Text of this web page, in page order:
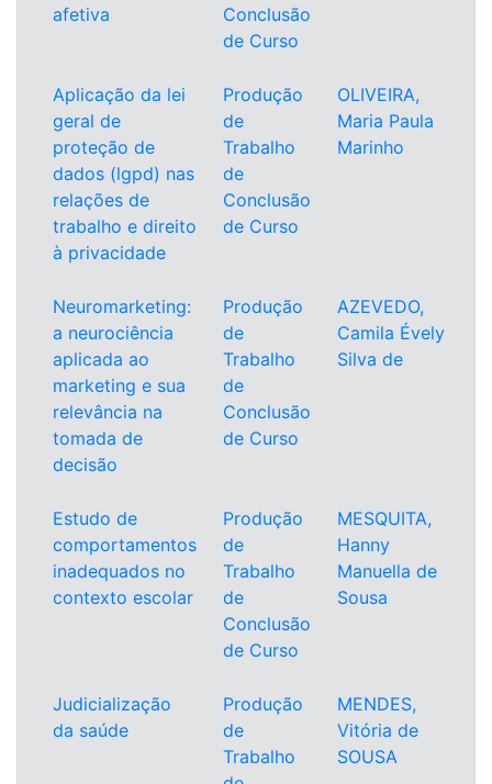
afetiva
Conclusão
de Curso
Aplicação da lei
geral de
proteção de
dados (lgpd) nas
relações de
trabalho e direito
à privacidade
Produção
de
Trabalho
de
Conclusão
de Curso
OLIVEIRA,
Maria Paula
Marinho
Neuromarketing:
a neurociência
aplicada ao
marketing e sua
relevância na
tomada de
decisão
Produção
de
Trabalho
de
Conclusão
de Curso
AZEVEDO,
Camila Évely
Silva de
Estudo de
comportamentos
inadequados no
contexto escolar
Produção
de
Trabalho
de
Conclusão
de Curso
MESQUITA,
Hanny
Manuella de
Sousa
Judicialização
da saúde
Produção
de
Trabalho
MENDES,
Vitória de
SOUSA